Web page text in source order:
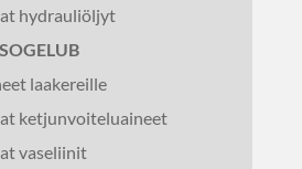
hydrauliöljyt
laakereille
ketjunvoiteluaineet
vaseliinit